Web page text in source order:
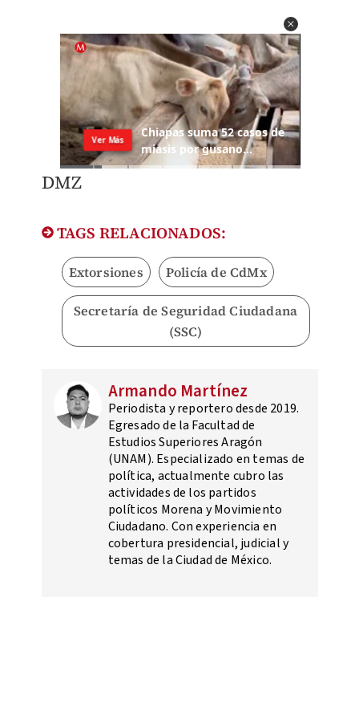
DMZ
TAGS RELACIONADOS:
Extorsiones Policía de CdMx
Secretaría de Seguridad Ciudadana
(SSC)
Armando Martínez
Periodista y reportero desde 2019.
Egresado de la Facultad de
Estudios Superiores Aragón
(UNAM). Especializado en temas de
política, actualmente cubro las
actividades de los partidos
políticos Morena y Movimiento
Ciudadano. Con experiencia en
cobertura presidencial, judicial y
temas de la Ciudad de México.